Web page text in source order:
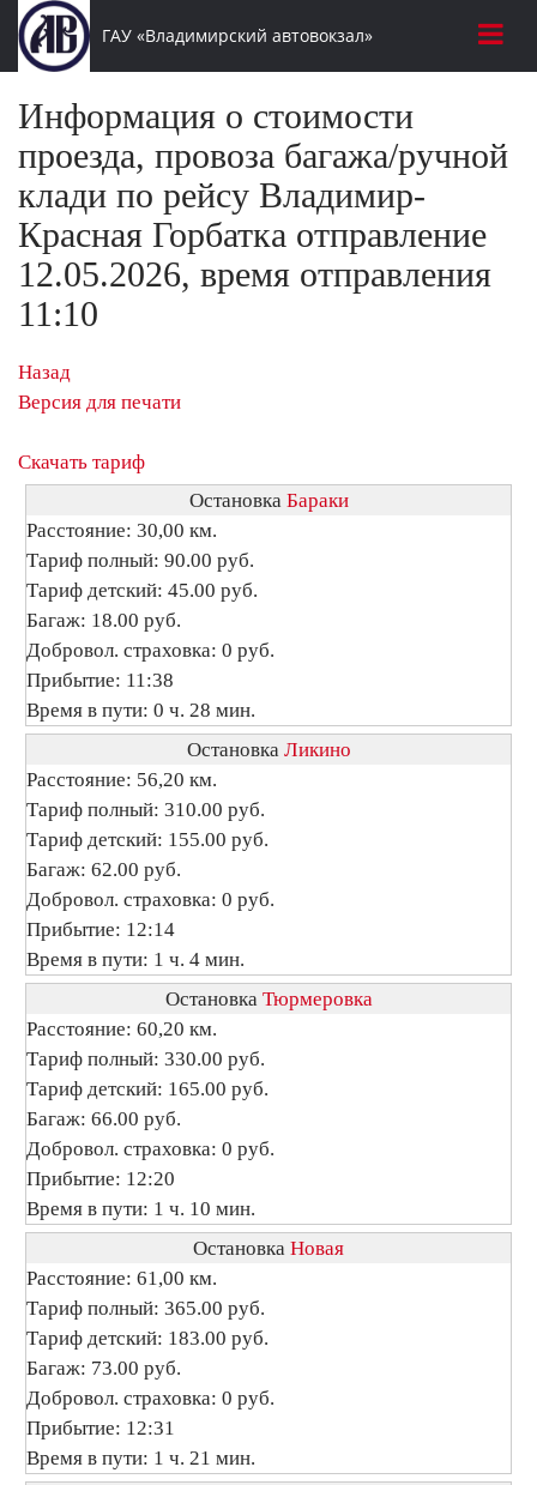
ГАУ «Владимирский автовокзал»
Информация о стоимости
проезда, провоза багажа/ручной
клади по рейсу Владимир-
Красная Горбатка отправление
12.05.2026, время отправления
11:10
Назад
Версия для печати
Скачать тариф
Остановка Бараки
Расстояние: 30,00 км.
Тариф полный: 90.00 руб.
Тариф детский: 45.00 руб.
Багаж: 18.00 руб.
Добровол. страховка: 0 руб.
Прибытие: 11:38
Время в пути: 0 ч. 28 мин.
Остановка Ликино
Расстояние: 56,20 км.
Тариф полный: 310.00 руб.
Тариф детский: 155.00 руб.
Багаж: 62.00 руб.
Добровол. страховка: 0 руб.
Прибытие: 12:14
Время в пути: 1 ч. 4 мин.
Остановка Тюрмеровка
Расстояние: 60,20 км.
Тариф полный: 330.00 руб.
Тариф детский: 165.00 руб.
Багаж: 66.00 руб.
Добровол. страховка: 0 руб.
Прибытие: 12:20
Время в пути: 1 ч. 10 мин.
Остановка Новая
Расстояние: 61,00 км.
Тариф полный: 365.00 руб.
Тариф детский: 183.00 руб.
Багаж: 73.00 руб.
Добровол. страховка: 0 руб.
Прибытие: 12:31
Время в пути: 1 ч. 21 мин.